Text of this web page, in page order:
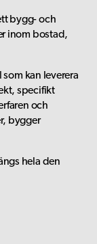
bygg- och
inom bostad,
som kan leverera
specifikt
och
bygger
hela den